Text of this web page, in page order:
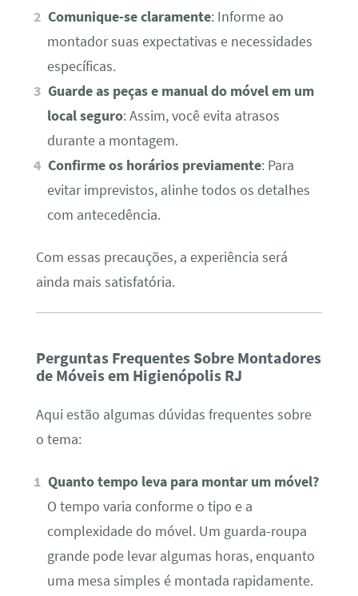
Comunique-se claramente: Informe ao
montador suas expectativas e necessidades
específicas.
Guarde as peças e manual do móvel em um
local seguro: Assim, você evita atrasos
durante a montagem.
Confirme os horários previamente: Para
evitar imprevistos, alinhe todos os detalhes
com antecedência.
Com essas precauções, a experiência será
ainda mais satisfatória.
Perguntas Frequentes Sobre Montadores
de Móveis em Higienópolis RJ
Aqui estão algumas dúvidas frequentes sobre
o tema:
Quanto tempo leva para montar um móvel?
O tempo varia conforme o tipo e a
complexidade do móvel. Um guarda-roupa
grande pode levar algumas horas, enquanto
uma mesa simples é montada rapidamente.